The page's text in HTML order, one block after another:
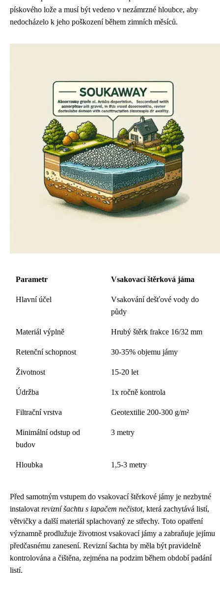
pískového lože a musí být vedeno v nezámrzné hloubce, aby
nedocházelo k jeho poškození během zimních měsíců.
Parametr Vsakovací štěrková jáma
Hlavní účel
Vsakování dešťové vody do
půdy
Materiál výplně Hrubý štěrk frakce 16/32 mm
Retenční schopnost 30-35% objemu jámy
Životnost 15-20 let
Údržba 1x ročně kontrola
Filtrační vrstva Geotextilie 200-300 g/m²
Minimální odstup od
budov
3 metry
Hloubka 1,5-3 metry
Před samotným vstupem do vsakovací štěrkové jámy je nezbytné
instalovat revizní šachtu s lapačem nečistot, která zachytává listí,
větvičky a další materiál splachovaný ze střechy. Toto opatření
významně prodlužuje životnost vsakovací jámy a zabraňuje jejímu
předčasnému zanesení. Revizní šachta by měla být pravidelně
kontrolována a čištěna, zejména na podzim během období padání
listí.